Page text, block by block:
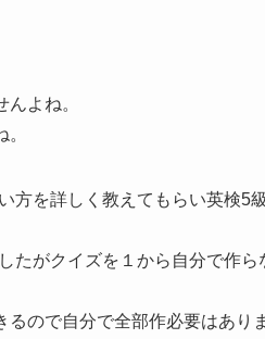
よね。
方を詳しく教えてもらい英検5
たがクイズを１から自分で作ら
ので自分で全部作必要はあり